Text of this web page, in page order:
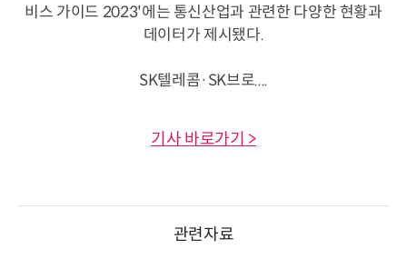
비스 가이드 2023'에는 통신산업과 관련한 다양한 현황과
데이터가 제시됐다.
SK텔레콤·SK브로....
기사 바로가기 >
관련자료